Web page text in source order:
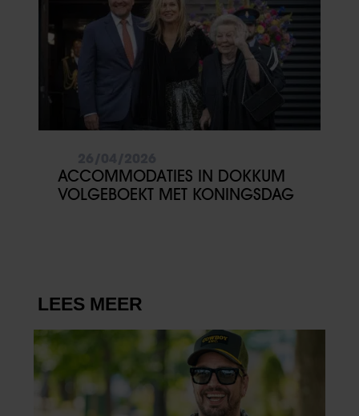
verzameld op basis van uw gebruik van hun services. U
gaat akkoord met onze cookies als u onze website blijft
gebruiken.
ACCOMMODATIES IN DOKKUM
VOLGEBOEKT MET KONINGSDAG